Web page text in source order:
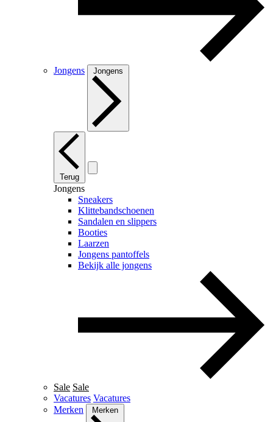
Jongens Jongens
Terug
Jongens
Sneakers
Klittebandschoenen
Sandalen en slippers
Booties
Laarzen
Jongens pantoffels
Bekijk alle jongens
Sale Sale
Vacatures Vacatures
Merken
Merken